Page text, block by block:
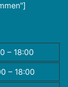
– 18:00
– 18:00